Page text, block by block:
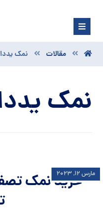
مقالات نمک
نمک
خرید نمکمارس ۱۲, ۲۰۲۳